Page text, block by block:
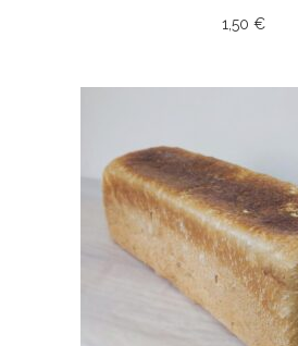
1,50 €